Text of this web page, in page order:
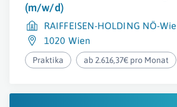
(m/w/d)
RAIFFEISEN-HOLDING NÖ-
1020 Wien
Praktika ab 2.616,37€ pro Monat